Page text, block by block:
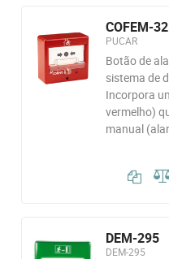
COFEM-32
PUCAR
Botão de
sistema de
Incorpora
vermelho)
manual
DEM-295
DEM-295